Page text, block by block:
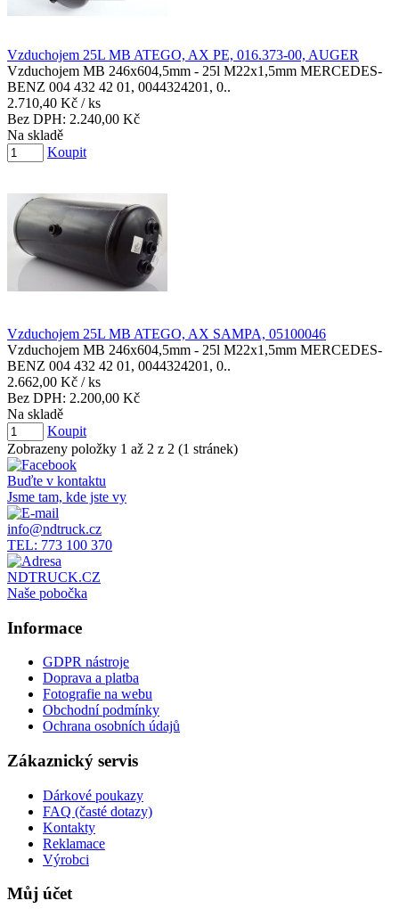
Vzduchojem 25L MB ATEGO, AX PE, 016.373-00, AUGER
Vzduchojem MB 246x604,5mm - 25l M22x1,5mm MERCEDES-
BENZ 004 432 42 01, 0044324201, 0..
2.710,40 Kč / ks
Bez DPH: 2.240,00 Kč
Na skladě
Koupit
Vzduchojem 25L MB ATEGO, AX SAMPA, 05100046
Vzduchojem MB 246x604,5mm - 25l M22x1,5mm MERCEDES-
BENZ 004 432 42 01, 0044324201, 0..
2.662,00 Kč / ks
Bez DPH: 2.200,00 Kč
Na skladě
Koupit
Zobrazeny položky 1 až 2 z 2 (1 stránek)
Buďte v kontaktu
Jsme tam, kde jste vy
info@ndtruck.cz
TEL: 773 100 370
NDTRUCK.CZ
Naše pobočka
Informace
GDPR nástroje
Doprava a platba
Fotografie na webu
Obchodní podmínky
Ochrana osobních údajů
Zákaznický servis
Dárkové poukazy
FAQ (časté dotazy)
Kontakty
Reklamace
Výrobci
Můj účet